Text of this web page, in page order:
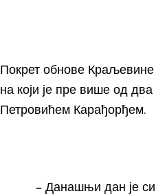
Покрет обнове
на који је пре више од
Петровићем Карађорђем.
– Данашњи дан је